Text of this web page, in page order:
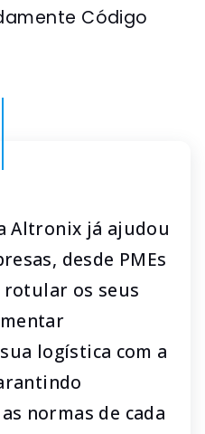
Código
Altronix já ajudou
desde PMEs
os seus
logística com a
normas de cada